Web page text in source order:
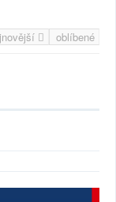
oblíbené